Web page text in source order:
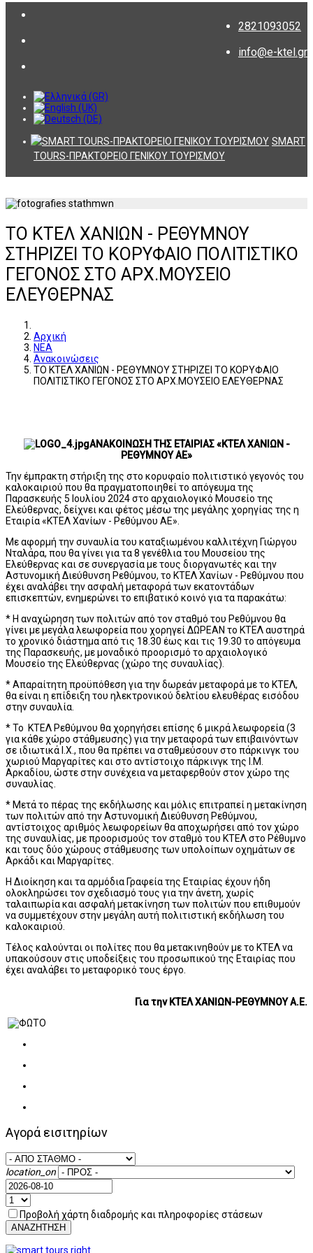
2821093052
info@e-ktel.gr
SMART
TOURS-ΠΡΑΚΤΟΡΕΙΟ ΓΕΝΙΚΟΥ ΤΟΥΡΙΣΜΟΥ
ΤΟ ΚΤΕΛ ΧΑΝΙΩΝ - ΡΕΘΥΜΝΟΥ
ΣΤΗΡΙΖΕΙ ΤΟ ΚΟΡΥΦΑΙΟ ΠΟΛΙΤΙΣΤΙΚΟ
ΓΕΓΟΝΟΣ ΣΤΟ ΑΡΧ.ΜΟΥΣΕΙΟ
ΕΛΕΥΘΕΡΝΑΣ
Αρχική
ΝΕΑ
Ανακοινώσεις
ΤΟ ΚΤΕΛ ΧΑΝΙΩΝ - ΡΕΘΥΜΝΟΥ ΣΤΗΡΙΖΕΙ ΤΟ ΚΟΡΥΦΑΙΟ
ΠΟΛΙΤΙΣΤΙΚΟ ΓΕΓΟΝΟΣ ΣΤΟ ΑΡΧ.ΜΟΥΣΕΙΟ ΕΛΕΥΘΕΡΝΑΣ
ΑΝΑΚΟΙΝΩΣΗ ΤΗΣ ΕΤΑΙΡΙΑΣ «ΚΤΕΛ ΧΑΝΙΩΝ -
ΡΕΘΥΜΝΟΥ ΑΕ»
Την έμπρακτη στήριξη της στο κορυφαίο πολιτιστικό γεγονός του
καλοκαιριού που θα πραγματοποιηθεί το απόγευμα της
Παρασκευής 5 Ιουλίου 2024 στο αρχαιολογικό Μουσείο της
Ελεύθερνας, δείχνει και φέτος μέσω της μεγάλης χορηγίας της η
Εταιρία «ΚΤΕΛ Χανίων - Ρεθύμνου ΑΕ».
Με αφορμή την συναυλία του καταξιωμένου καλλιτέχνη Γιώργου
Νταλάρα, που θα γίνει για τα 8 γενέθλια του Μουσείου της
Ελεύθερνας και σε συνεργασία με τους διοργανωτές και την
Αστυνομική Διεύθυνση Ρεθύμνου, το ΚΤΕΛ Χανίων - Ρεθύμνου που
έχει αναλάβει την ασφαλή μεταφορά των εκατοντάδων
επισκεπτών, ενημερώνει το επιβατικό κοινό για τα παρακάτω:
* Η αναχώρηση των πολιτών από τον σταθμό του Ρεθύμνου θα
γίνει με μεγάλα λεωφορεία που χορηγεί ΔΩΡΕΑΝ το ΚΤΕΛ αυστηρά
το χρονικό διάστημα από τις 18.30 έως και τις 19.30 το απόγευμα
της Παρασκευής, με μοναδικό προορισμό το αρχαιολογικό
Μουσείο της Ελεύθερνας (χώρο της συναυλίας).
* Απαραίτητη προϋπόθεση για την δωρεάν μεταφορά με το ΚΤΕΛ,
θα είναι η επίδειξη του ηλεκτρονικού δελτίου ελευθέρας εισόδου
στην συναυλία.
* Το ΚΤΕΛ Ρεθύμνου θα χορηγήσει επίσης 6 μικρά λεωφορεία (3
για κάθε χώρο στάθμευσης) για την μεταφορά των επιβαινόντων
σε ιδιωτικά Ι.Χ., που θα πρέπει να σταθμεύσουν στο πάρκινγκ του
χωριού Μαργαρίτες και στο αντίστοιχο πάρκινγκ της Ι.Μ.
Αρκαδίου, ώστε στην συνέχεια να μεταφερθούν στον χώρο της
συναυλίας.
* Μετά το πέρας της εκδήλωσης και μόλις επιτραπεί η μετακίνηση
των πολιτών από την Αστυνομική Διεύθυνση Ρεθύμνου,
αντίστοιχος αριθμός λεωφορείων θα αποχωρήσει από τον χώρο
της συναυλίας, με προορισμούς τον σταθμό του ΚΤΕΛ στο Ρέθυμνο
και τους δύο χώρους στάθμευσης των υπολοίπων οχημάτων σε
Αρκάδι και Μαργαρίτες.
Η Διοίκηση και τα αρμόδια Γραφεία της Εταιρίας έχουν ήδη
ολοκληρώσει τον σχεδιασμό τους για την άνετη, χωρίς
ταλαιπωρία και ασφαλή μετακίνηση των πολιτών που επιθυμούν
να συμμετέχουν στην μεγάλη αυτή πολιτιστική εκδήλωση του
καλοκαιριού.
Τέλος καλούνται οι πολίτες που θα μετακινηθούν με το ΚΤΕΛ να
υπακούσουν στις υποδείξεις του προσωπικού της Εταιρίας που
έχει αναλάβει το μεταφορικό τους έργο.
Για την ΚΤΕΛ ΧΑΝΙΩΝ-ΡΕΘΥΜΝΟΥ Α.Ε.
Αγορά εισιτηρίων
location_on
Προβολή χάρτη διαδρομής και πληροφορίες στάσεων
ΑΝΑΖΗΤΗΣΗ